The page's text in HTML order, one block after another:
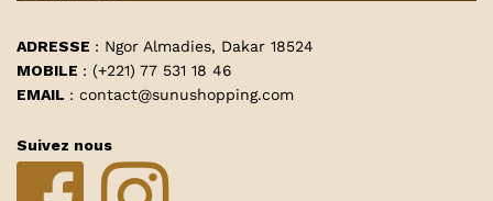
ADRESSE : Ngor Almadies, Dakar 18524
MOBILE : (+221) 77 531 18 46
EMAIL : contact@sunushopping.com
Suivez nous